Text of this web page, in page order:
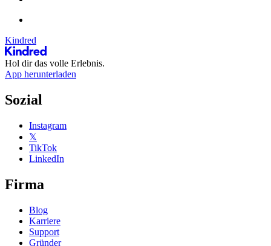
Kindred
Hol dir das volle Erlebnis.
App herunterladen
Sozial
Instagram
𝕏
TikTok
LinkedIn
Firma
Blog
Karriere
Support
Gründer